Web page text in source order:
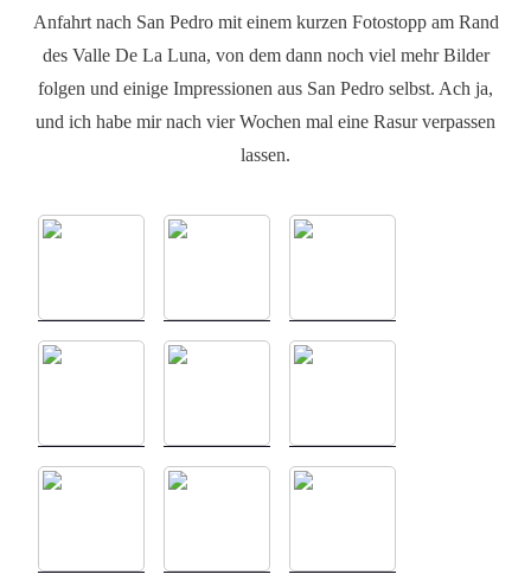
Anfahrt nach San Pedro mit einem kurzen Fotostopp am Rand
des Valle De La Luna, von dem dann noch viel mehr Bilder
folgen und einige Impressionen aus San Pedro selbst. Ach ja,
und ich habe mir nach vier Wochen mal eine Rasur verpassen
lassen.